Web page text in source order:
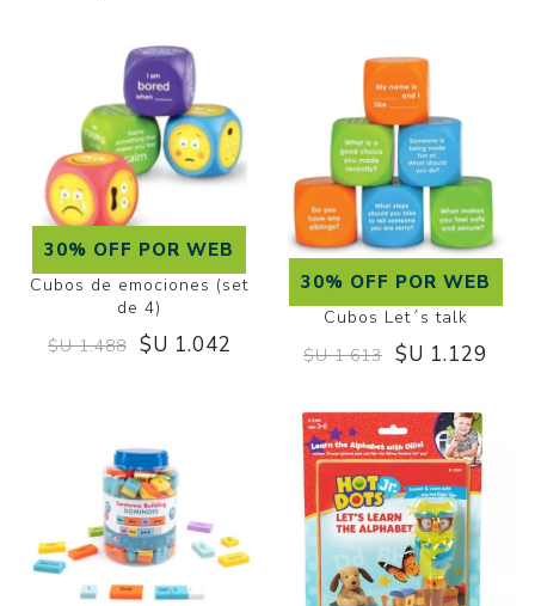
30% OFF POR WEB
Cubos de emociones (set
de 4)
$U 1.488 $U 1.042
30% OFF POR WEB
Cubos Let´s talk
$U 1.613 $U 1.129